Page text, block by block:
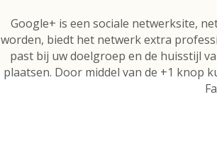
Google+ is een sociale netwerksite,
worden, biedt het netwerk extra
past bij uw doelgroep en de huisstijl
plaatsen. Door middel van de +1 knop